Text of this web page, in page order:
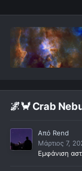
🌌🦀 Crab
Από Rend
Μάρτιος 7,
Εμφάνιση